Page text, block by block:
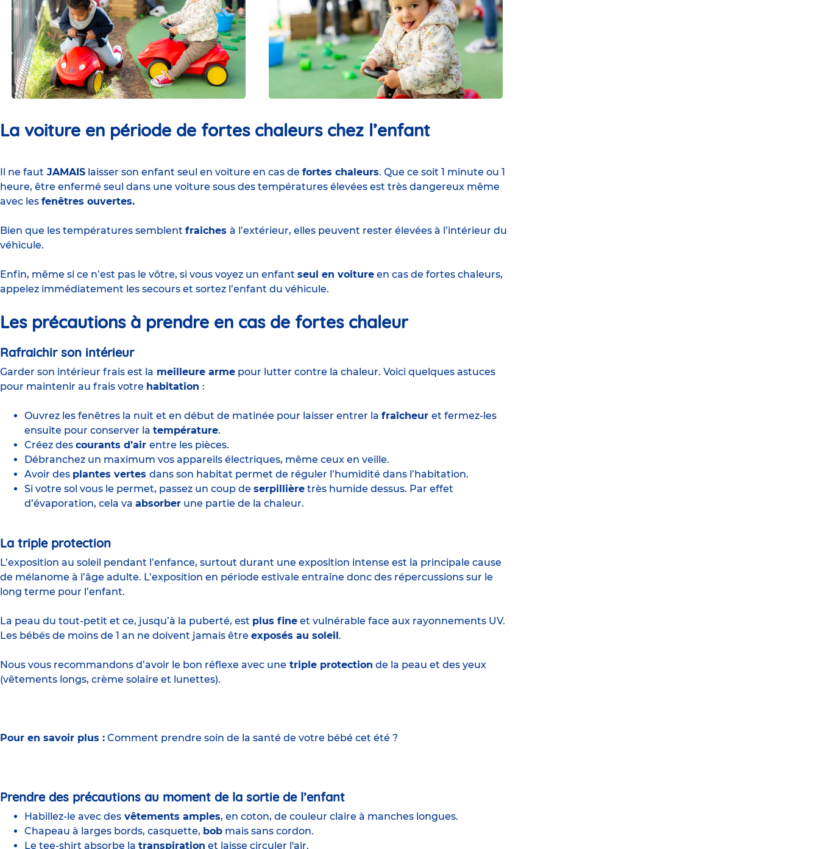
La voiture en période de fortes chaleurs chez l’enfant
Il ne faut JAMAIS laisser son enfant seul en voiture en cas de fortes chaleurs. Que ce soit 1 minute ou 1
heure, être enfermé seul dans une voiture sous des températures élevées est très dangereux même
avec les fenêtres ouvertes.
Bien que les températures semblent fraiches à l’extérieur, elles peuvent rester élevées à l’intérieur du
véhicule.
Enfin, même si ce n’est pas le vôtre, si vous voyez un enfant seul en voiture en cas de fortes chaleurs,
appelez immédiatement les secours et sortez l’enfant du véhicule.
Les précautions à prendre en cas de fortes chaleur
Rafraichir son intérieur
Garder son intérieur frais est la meilleure arme pour lutter contre la chaleur. Voici quelques astuces
pour maintenir au frais votre habitation :
Ouvrez les fenêtres la nuit et en début de matinée pour laisser entrer la fraîcheur et fermez-les
ensuite pour conserver la température.
Créez des courants d’air entre les pièces.
Débranchez un maximum vos appareils électriques, même ceux en veille.
Avoir des plantes vertes dans son habitat permet de réguler l’humidité dans l’habitation.
Si votre sol vous le permet, passez un coup de serpillière très humide dessus. Par effet
d’évaporation, cela va absorber une partie de la chaleur.
La triple protection
L’exposition au soleil pendant l’enfance, surtout durant une exposition intense est la principale cause
de mélanome à l’âge adulte. L’exposition en période estivale entraîne donc des répercussions sur le
long terme pour l’enfant.
La peau du tout-petit et ce, jusqu’à la puberté, est plus fine et vulnérable face aux rayonnements UV.
Les bébés de moins de 1 an ne doivent jamais être exposés au soleil.
Nous vous recommandons d’avoir le bon réflexe avec une triple protection de la peau et des yeux
(vêtements longs, crème solaire et lunettes).
Pour en savoir plus : Comment prendre soin de la santé de votre bébé cet été ?
Prendre des précautions au moment de la sortie de l’enfant
Habillez-le avec des vêtements amples, en coton, de couleur claire à manches longues.
Chapeau à larges bords, casquette, bob mais sans cordon.
Le tee-shirt absorbe la transpiration et laisse circuler l'air.